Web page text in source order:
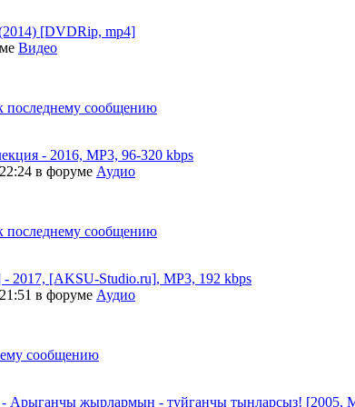
[DVDRip, mp4]
Видео
- 2016, MP3, 96-320 kbps
в форуме Аудио
[AKSU-Studio.ru], MP3, 192 kbps
в форуме Аудио
- Арыганчы жырлармын - туйганчы тынларсыз! [2005,